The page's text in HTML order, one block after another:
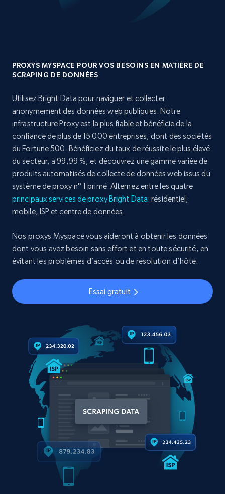
PROXYS MYSPACE POUR VOS BESOINS EN MATIÈRE DE
SCRAPING DE DONNÉES
Utilisez Bright Data pour naviguer et collecter
anonymement des données web publiques. Notre
infrastructure Proxy est la plus fiable et bénéficie de la
confiance de plus de 15 000 entreprises, dont des sociétés
du Fortune 500. Bénéficiez du taux de réussite le plus élevé
du secteur, à 99,99 %, et découvrez une gamme variée de
produits automatisés de collecte de données web issus du
système de proxy n° 1 primé. Alternez entre les quatre
principaux services de proxy Bright Data: résidentiel,
mobile, ISP et centre de données.
Nos proxys Myspace vous aideront à obtenir les données
dont vous avez besoin sans effort et en toute sécurité, en
évitant les problèmes d’accès ou de résolution d’hôte.
Essai gratuit